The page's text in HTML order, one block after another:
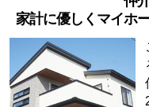
家計に優しくマイホ